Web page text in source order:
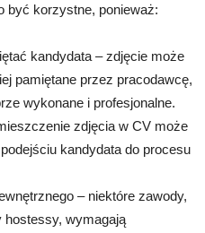
być korzystne, ponieważ:
kandydata – zdjęcie może
pamiętane przez pracodawcę,
wykonane i profesjonalne.
zdjęcia w CV może
kandydata do procesu
– niektóre zawody,
wymagają